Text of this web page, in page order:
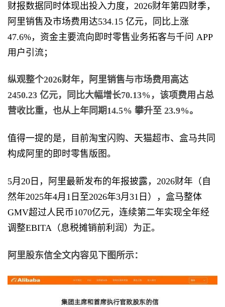
财报数据同时体现出投入力度，2026财年第四财季，
阿里销售及市场费用达534.15 亿元，同比上涨
47.6%，资金主要流向即时零售业务拓客与千问 APP
用户引流；
纵观整个2026财年，阿里销售与市场费用高达
2450.23 亿元，同比大幅增长70.13%，该项费用占总
营收比重，也从上年同期14.5% 攀升至 23.9%。
值得一提的是，目前淘宝闪购、天猫超市、盒马共同
构成阿里的即时零售版图。
5月20日，阿里最新发布的年报披露，2026财年（自
然年2025年4月1日至2026年3月31日），盒马整体
GMV超过人民币1070亿元，连续第二年实现全年经
调整EBITA（息税摊销前利润）为正。
阿里股东信全文内容见下图所示：